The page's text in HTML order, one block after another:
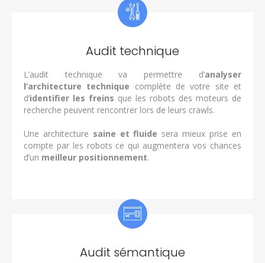
Audit technique
L’audit technique va permettre d’analyser
l’architecture technique complète de votre site et
d’identifier les freins que les robots des moteurs de
recherche peuvent rencontrer lors de leurs crawls.
Une architecture saine et fluide sera mieux prise en
compte par les robots ce qui augmentera vos chances
d’un meilleur positionnement.
Audit sémantique